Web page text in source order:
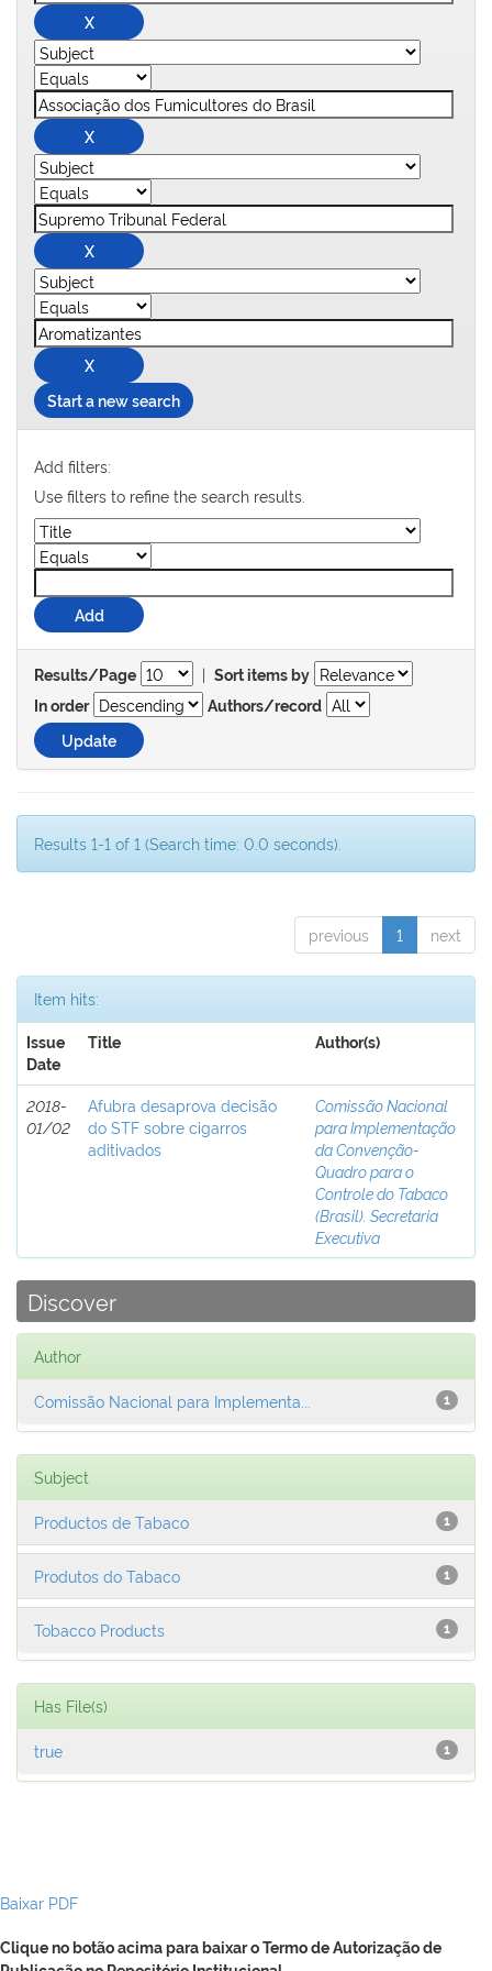
Start a new search
Add filters:
Use filters to refine the search results.
Results/Page | Sort items by
In order
Authors/record
Results 1-1 of 1 (Search time: 0.0 seconds).
previous 1 next
Item hits:
Issue
Date
Title Author(s)
2018-
01/02
Afubra desaprova decisão
do STF sobre cigarros
aditivados
Comissão Nacional
para Implementação
da Convenção-
Quadro para o
Controle do Tabaco
(Brasil). Secretaria
Executiva
Discover
Author
1
Comissão Nacional para Implementa...
Subject
1
Productos de Tabaco
1
Produtos do Tabaco
1
Tobacco Products
Has File(s)
1
true
Baixar PDF
Clique no botão acima para baixar o Termo de Autorização de